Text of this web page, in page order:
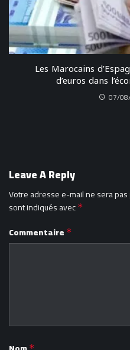
Les Marocains
d’euros dans
07/
Leave A Reply
Votre adresse e-mail ne sera
sont indiqués avec *
Commentaire *